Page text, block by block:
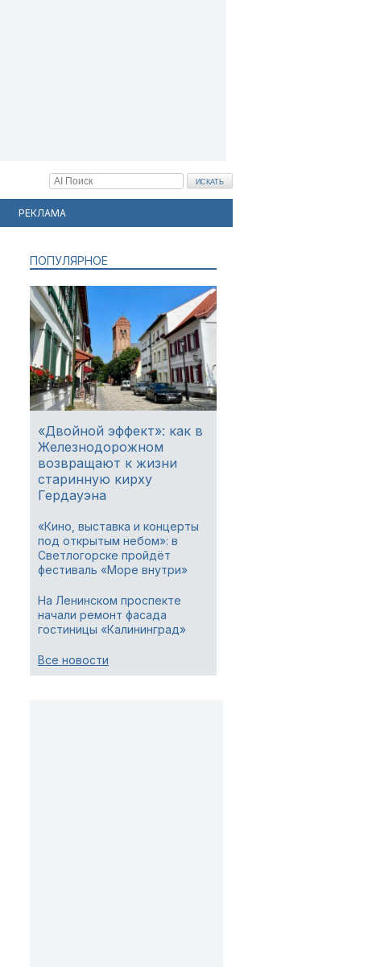
РЕКЛАМА
ПОПУЛЯРНОЕ
«Двойной эффект»: как в
Железнодорожном
возвращают к жизни
старинную кирху
Гердауэна
«Кино, выставка и концерты
под открытым небом»: в
Светлогорске пройдёт
фестиваль «Море внутри»
На Ленинском проспекте
начали ремонт фасада
гостиницы «Калининград»
Все новости